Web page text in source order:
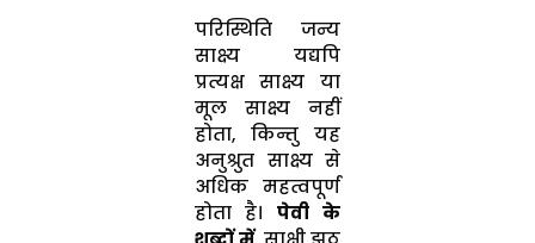
परिस्थिति जन्य
साक्ष्य यद्यपि
प्रत्यक्ष साक्ष्य या
मूल साक्ष्य नहीं
होता, किन्तु यह
अनुश्रुत साक्ष्य से
अधिक महत्वपूर्ण
होता है। पेवी के